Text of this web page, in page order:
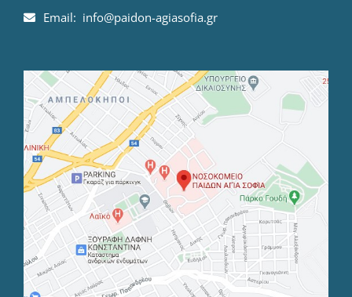
Email: info@paidon-agiasofia.gr